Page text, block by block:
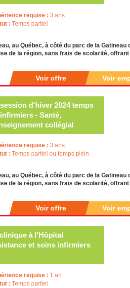
requise : 3 ans
: Temps partiel
au Québec, à côté du parc de la Gatineau
de la région, sans frais de scolarité,
Voir offre Voir
d'hiver 2024 temps
- Santé,
collégial
requise : 3 ans
: Temps partiel ou temps plein
au Québec, à côté du parc de la Gatineau
de la région, sans frais de scolarité,
Voir offre Voir
à l'Hôpital
et soins infirmiers
requise : 1 an
: Temps partiel